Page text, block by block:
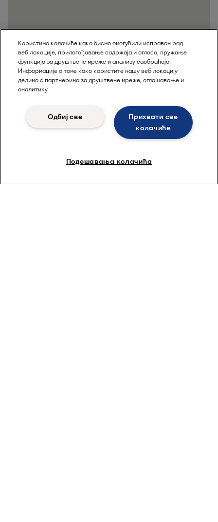
Користимо колачиће како бисмо омогућили исправан рад
веб локације, прилагођавање садржаја и огласа, пружање
функција за друштвене мреже и анализу саобраћаја.
Информације о томе како користите нашу веб локацију
делимо с партнерима за друштвене мреже, оглашавање и
аналитику.
Прихвати све
колачиће
Одбиј све
Подешавања колачића